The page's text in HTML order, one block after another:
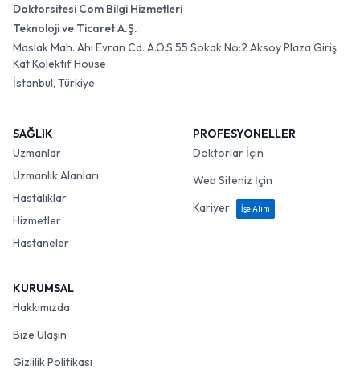
Doktorsitesi Com Bilgi Hizmetleri
Teknoloji ve Ticaret A.Ş.
Maslak Mah. Ahi Evran Cd. A.O.S 55 Sokak No:2 Aksoy Plaza Giriş
Kat Kolektif House
İstanbul, Türkiye
SAĞLIK
Uzmanlar
Uzmanlık Alanları
Hastalıklar
Hizmetler
Hastaneler
PROFESYONELLER
Doktorlar İçin
Web Siteniz İçin
Kariyer
İşe Alım
KURUMSAL
Hakkımızda
Bize Ulaşın
Gizlilik Politikası